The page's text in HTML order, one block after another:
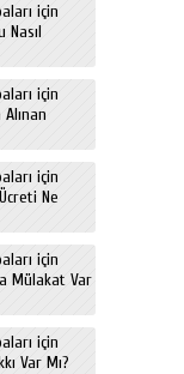
için
Nasıl
için
için
Ne
için
Mülakat Var
için
Var Mı?